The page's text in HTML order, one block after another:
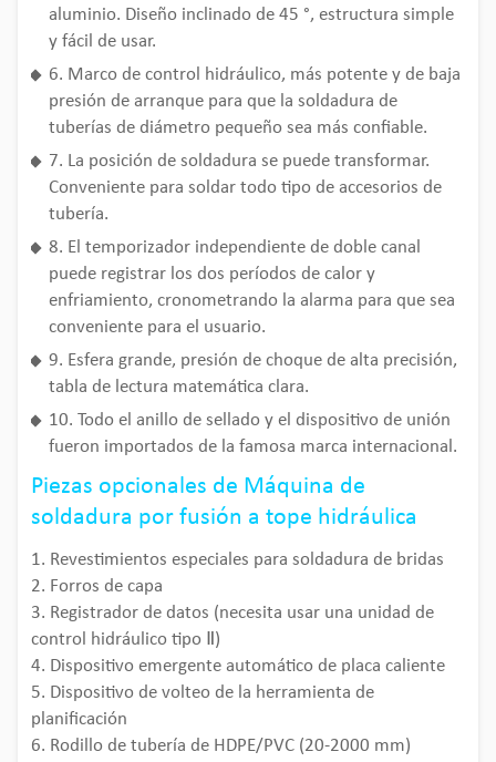
aluminio. Diseño inclinado de 45 °, estructura simple
y fácil de usar.
6. Marco de control hidráulico, más potente y de baja
presión de arranque para que la soldadura de
tuberías de diámetro pequeño sea más confiable.
7. La posición de soldadura se puede transformar.
Conveniente para soldar todo tipo de accesorios de
tubería.
8. El temporizador independiente de doble canal
puede registrar los dos períodos de calor y
enfriamiento, cronometrando la alarma para que sea
conveniente para el usuario.
9. Esfera grande, presión de choque de alta precisión,
tabla de lectura matemática clara.
10. Todo el anillo de sellado y el dispositivo de unión
fueron importados de la famosa marca internacional.
Piezas opcionales de Máquina de
soldadura por fusión a tope hidráulica
1. Revestimientos especiales para soldadura de bridas
2. Forros de capa
3. Registrador de datos (necesita usar una unidad de
control hidráulico tipo Ⅱ)
4. Dispositivo emergente automático de placa caliente
5. Dispositivo de volteo de la herramienta de
planificación
6. Rodillo de tubería de HDPE/PVC (20-2000 mm)